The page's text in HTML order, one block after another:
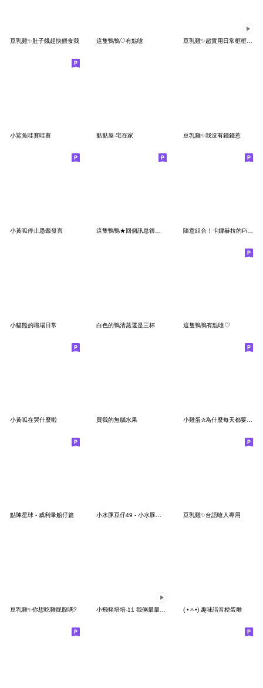
豆乳雞✨肚子餓趕快餵食我 這隻鴨鴨♡有點嗆 豆乳雞✨超實用日常框框(動態版)
小鯊魚哇賽哇賽 黏黏屋-宅在家 豆乳雞✨我沒有錢錢惹
小黃呱停止愚蠢發言 隨意組合！卡娜赫拉的Piske和Usagi
小貓熊的職場日常 白色的鴨清蒸還是三杯 這隻鴨鴨有點嗆♡
小黃呱在哭什麼啦 買我的無腦水果 小雞蛋✰為什麼每天都要上班(修正版)
點陣星球 - 威利暈船仔篇 豆乳雞✨台語嗆人專用
豆乳雞✨你想吃雞屁股嗎? ( •ㅅ•) 趣味諧音梗蛋雕